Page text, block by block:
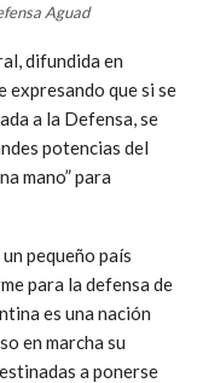
Aguad
difundida en
que si se
a la Defensa, se
potencias del
mano” para
pequeño país
para la defensa de
es una nación
en marcha su
a ponerse